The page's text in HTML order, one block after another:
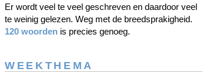
Er wordt veel te veel geschreven en daardoor veel
te weinig gelezen. Weg met de breedsprakigheid.
120 woorden is precies genoeg.
WEEKTHEMA